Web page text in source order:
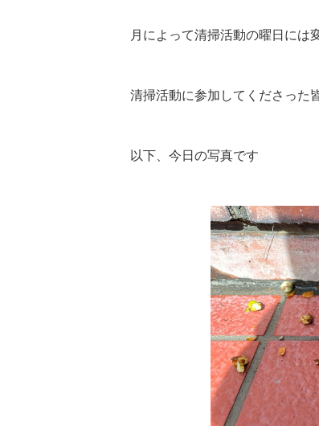
月によって清掃活動の曜日には
清掃活動に参加してくださった
以下、今日の写真です